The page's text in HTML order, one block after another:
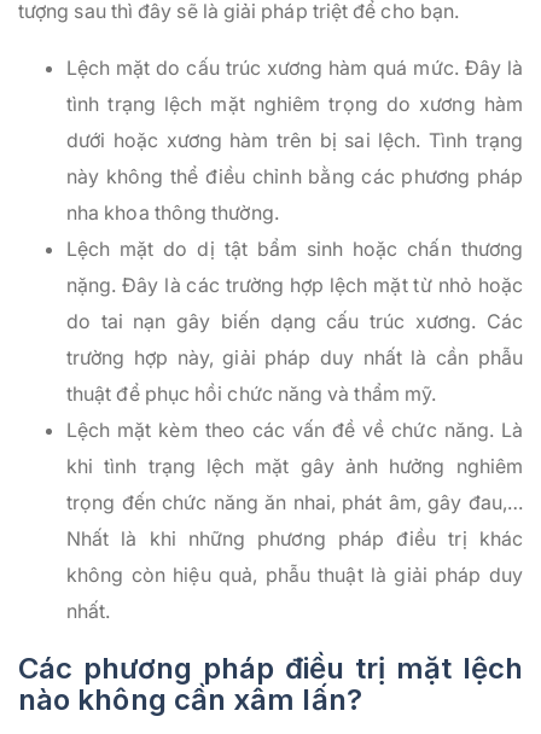
tượng sau thì đây sẽ là giải pháp triệt để cho bạn.
Lệch mặt do cấu trúc xương hàm quá mức. Đây là
tình trạng lệch mặt nghiêm trọng do xương hàm
dưới hoặc xương hàm trên bị sai lệch. Tình trạng
này không thể điều chỉnh bằng các phương pháp
nha khoa thông thường.
Lệch mặt do dị tật bẩm sinh hoặc chấn thương
nặng. Đây là các trường hợp lệch mặt từ nhỏ hoặc
do tai nạn gây biến dạng cấu trúc xương. Các
trường hợp này, giải pháp duy nhất là cần phẫu
thuật để phục hồi chức năng và thẩm mỹ.
Lệch mặt kèm theo các vấn đề về chức năng. Là
khi tình trạng lệch mặt gây ảnh hưởng nghiêm
trọng đến chức năng ăn nhai, phát âm, gây đau,…
Nhất là khi những phương pháp điều trị khác
không còn hiệu quả, phẫu thuật là giải pháp duy
nhất.
Các phương pháp điều trị mặt lệch
nào không cần xâm lấn?